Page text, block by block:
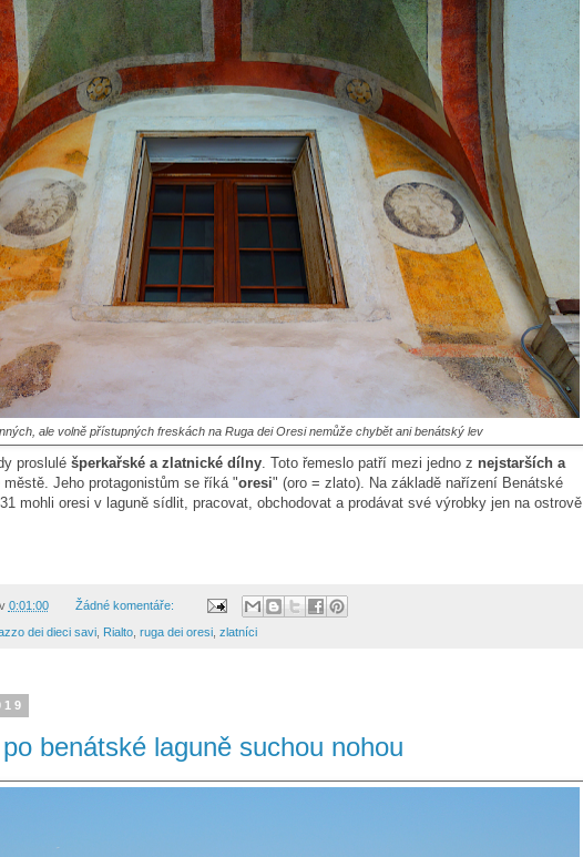
ale volně přístupných freskách na Ruga dei Oresi nemůže chybět ani benátský lev
proslulé šperkařské a zlatnické dílny. Toto řemeslo patří mezi jedno z nejstarších a
Jeho protagonistům se říká "oresi" (oro = zlato). Na základě nařízení Benátské
mohli oresi v laguně sídlit, pracovat, obchodovat a prodávat své výrobky jen na ostrově
v 0:01:00 Žádné komentáře:
dei dieci savi, Rialto, ruga dei oresi, zlatníci
benátské laguně suchou nohou